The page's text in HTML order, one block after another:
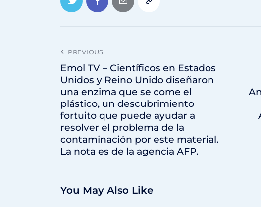
PREVIOUS
Emol TV – Científicos en Estados
Unidos y Reino Unido diseñaron
una enzima que se come el
plástico, un descubrimiento
fortuito que puede ayudar a
resolver el problema de la
contaminación por este material.
La nota es de la agencia AFP.
You May Also Like